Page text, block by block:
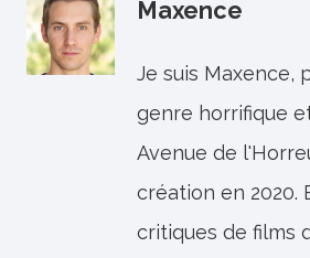
Maxence
Je suis Maxence,
genre horrifique
Avenue de
création en 2020.
critiques de films